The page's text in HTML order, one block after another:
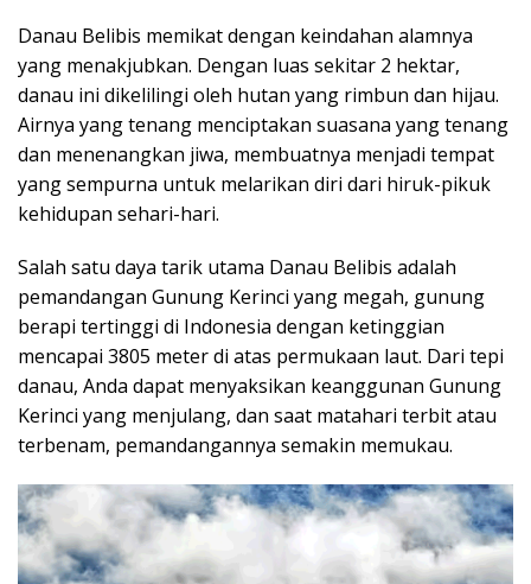
Danau Belibis memikat dengan keindahan alamnya
yang menakjubkan. Dengan luas sekitar 2 hektar,
danau ini dikelilingi oleh hutan yang rimbun dan hijau.
Airnya yang tenang menciptakan suasana yang tenang
dan menenangkan jiwa, membuatnya menjadi tempat
yang sempurna untuk melarikan diri dari hiruk-pikuk
kehidupan sehari-hari.
Salah satu daya tarik utama Danau Belibis adalah
pemandangan Gunung Kerinci yang megah, gunung
berapi tertinggi di Indonesia dengan ketinggian
mencapai 3805 meter di atas permukaan laut. Dari tepi
danau, Anda dapat menyaksikan keanggunan Gunung
Kerinci yang menjulang, dan saat matahari terbit atau
terbenam, pemandangannya semakin memukau.